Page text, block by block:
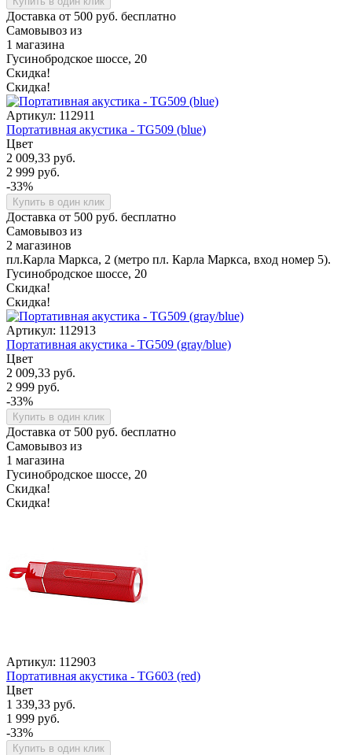
Доставка от 500 руб. бесплатно
Самовывоз из
1 магазина
Гусинобродское шоссе, 20
Скидка!
Скидка!
Артикул: 112911
Портативная акустика - TG509 (blue)
Цвет
2 009,33 руб.
2 999 руб.
-33%
Купить в один клик
Доставка от 500 руб. бесплатно
Самовывоз из
2 магазинов
пл.Карла Маркса, 2 (метро пл. Карла Маркса, вход номер 5).
Гусинобродское шоссе, 20
Скидка!
Скидка!
Артикул: 112913
Портативная акустика - TG509 (gray/blue)
Цвет
2 009,33 руб.
2 999 руб.
-33%
Купить в один клик
Доставка от 500 руб. бесплатно
Самовывоз из
1 магазина
Гусинобродское шоссе, 20
Скидка!
Скидка!
Артикул: 112903
Портативная акустика - TG603 (red)
Цвет
1 339,33 руб.
1 999 руб.
-33%
Купить в один клик